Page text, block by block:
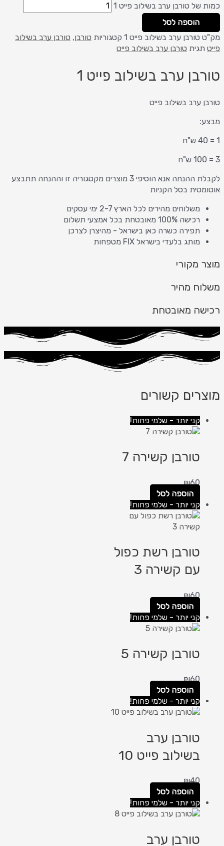
כמות של טורבן ערב בשילוב פייט 1
הוספה לסל
מק"ט טורבן ערב בשילוב פייט 1 קטגוריות טורבן, טורבן ערב בשילוב
פייט תגית טורבן ערב בשילוב פייט
טורבן ערב בשילוב פייט 1
טורבן ערב בשילוב פייט
מבצע:
1 = 40 ש"ח
3 = 100 ש"ח
לקבלת ההנחה אנא הוסיפי 3 מוצרים מקטגוריה זו וההנחה תתבצע
אוטומטית בסל הקניות
משלוחים מהירים לכל הארץ 2-7 ימי עסקים
רכישה 100% מאובטחת בכל אמצעי תשלום
תפירה כשרה כאן בישראל - מהיצרן לצרכן
מותג בלעדי בישראל FIX מטפחות
מוצר מקורי
משלוח מהיר
רכישה מאובטחת
מוצרים קשורים
קני יותר - שלמי פחות!
טורבן קשירה 7
₪60
הוספה לסל
קני יותר - שלמי פחות!
טורבן רשת כפול
עם קשירה 3
₪60
הוספה לסל
קני יותר - שלמי פחות!
טורבן קשירה 5
₪60
הוספה לסל
קני יותר - שלמי פחות!
טורבן ערב
בשילוב פייט 10
₪40
הוספה לסל
קני יותר - שלמי פחות!
טורבן ערב